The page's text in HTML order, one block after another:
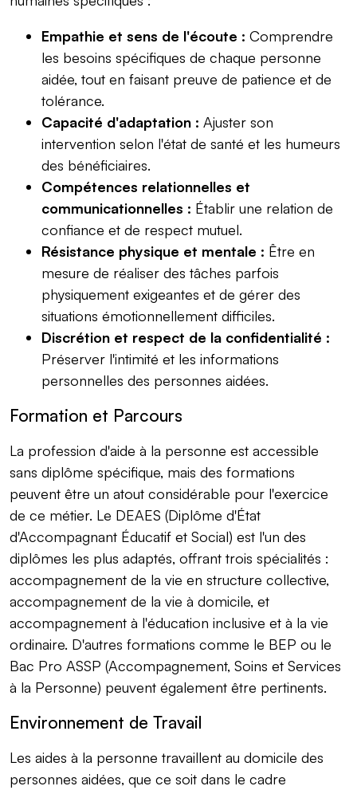
Empathie et sens de l'écoute : Comprendre
les besoins spécifiques de chaque personne
aidée, tout en faisant preuve de patience et de
tolérance.
Capacité d'adaptation : Ajuster son
intervention selon l'état de santé et les humeurs
des bénéficiaires.
Compétences relationnelles et
communicationnelles : Établir une relation de
confiance et de respect mutuel.
Résistance physique et mentale : Être en
mesure de réaliser des tâches parfois
physiquement exigeantes et de gérer des
situations émotionnellement difficiles.
Discrétion et respect de la confidentialité :
Préserver l'intimité et les informations
personnelles des personnes aidées.
Formation et Parcours
La profession d'aide à la personne est accessible
sans diplôme spécifique, mais des formations
peuvent être un atout considérable pour l'exercice
de ce métier. Le DEAES (Diplôme d'État
d'Accompagnant Éducatif et Social) est l'un des
diplômes les plus adaptés, offrant trois spécialités :
accompagnement de la vie en structure collective,
accompagnement de la vie à domicile, et
accompagnement à l'éducation inclusive et à la vie
ordinaire. D'autres formations comme le BEP ou le
Bac Pro ASSP (Accompagnement, Soins et Services
à la Personne) peuvent également être pertinents.
Environnement de Travail
Les aides à la personne travaillent au domicile des
personnes aidées, que ce soit dans le cadre